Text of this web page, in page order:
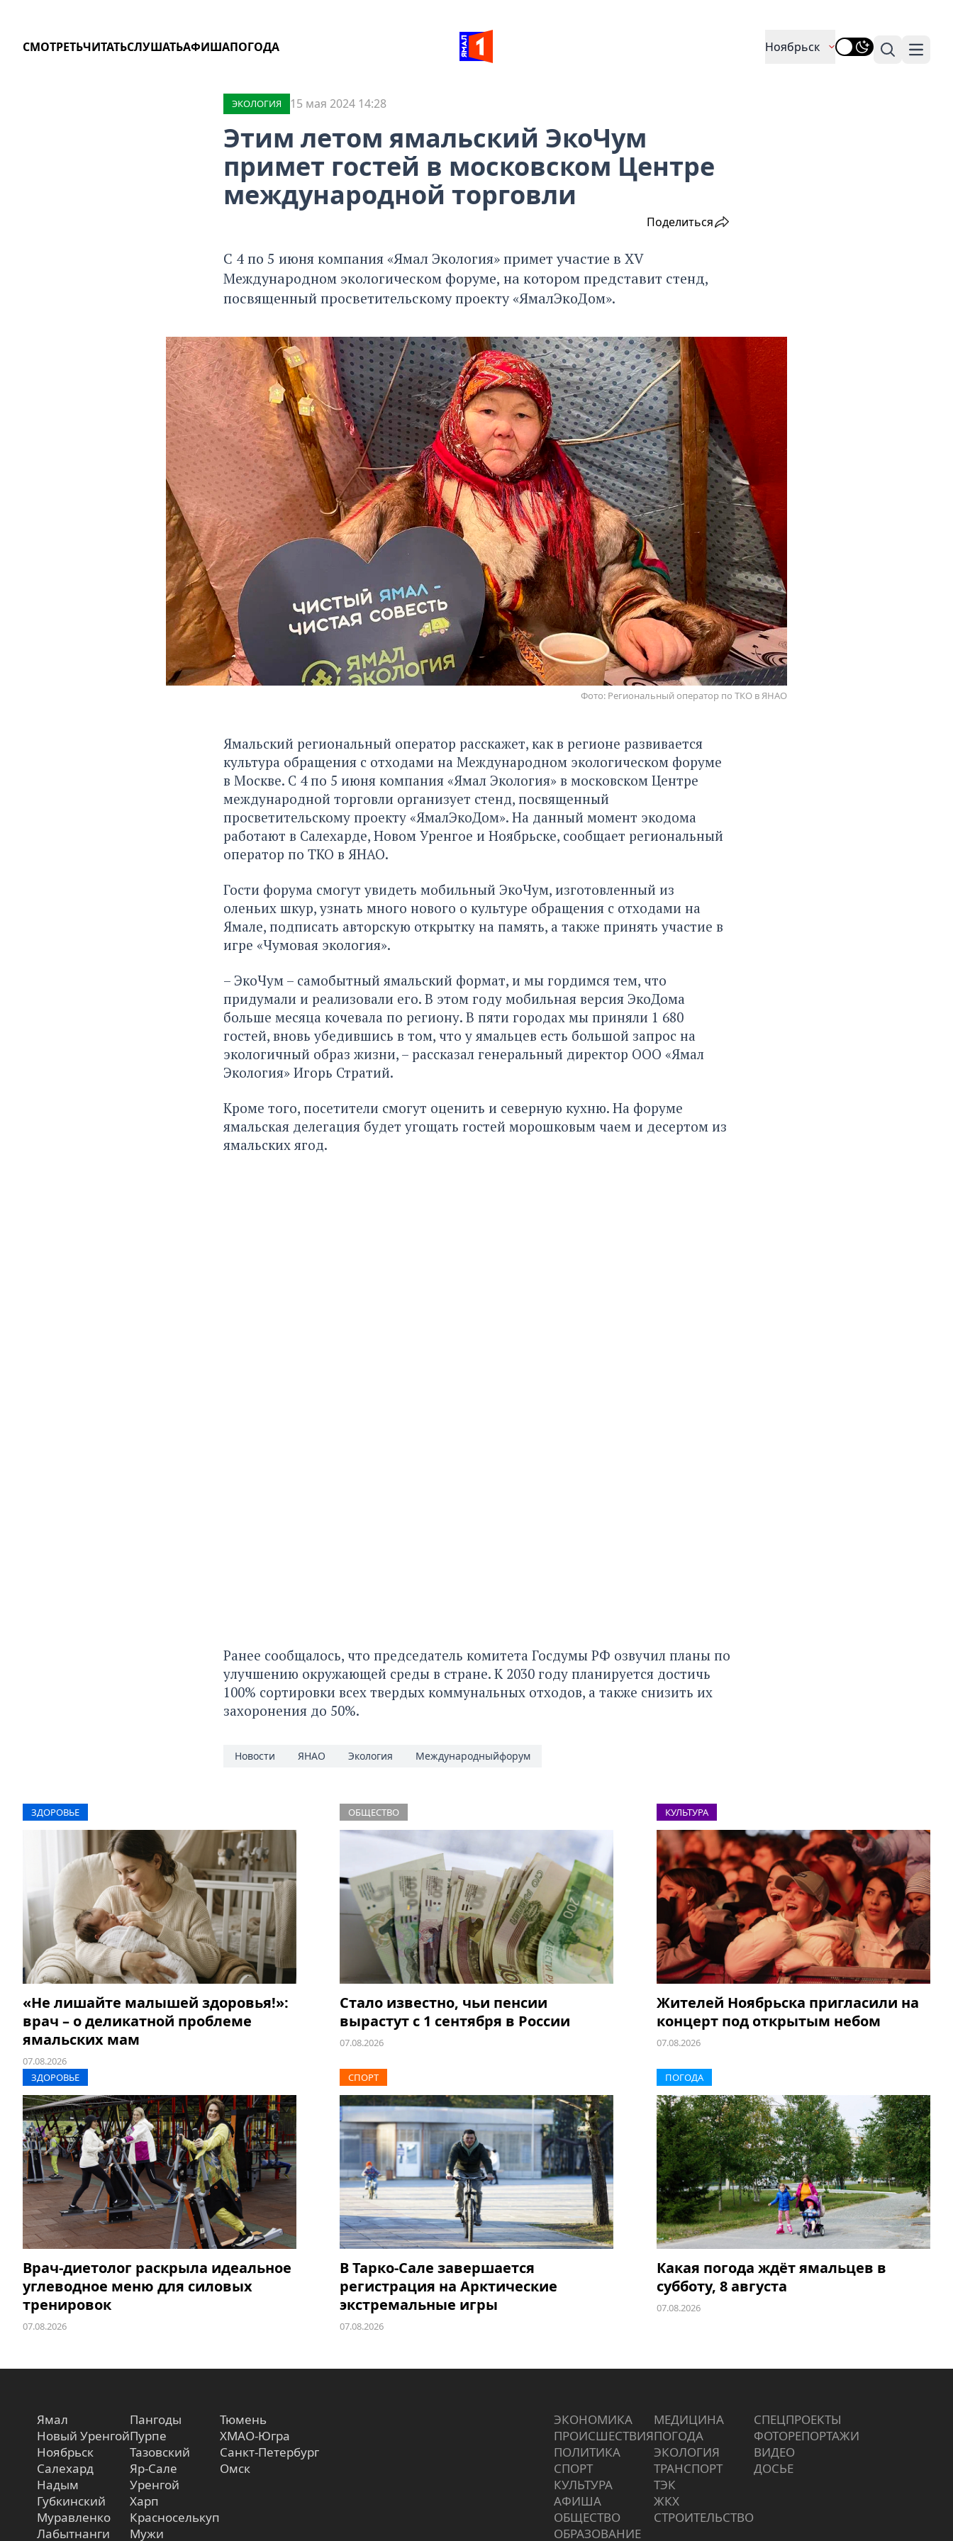
СМОТРЕТЬЧИТАТЬСЛУШАТЬАФИШАПОГОДА Ноябрьск
Поиск
ЭКОЛОГИЯ 15 мая 2024 14:28
Этим летом ямальский ЭкоЧум
примет гостей в московском Центре
международной торговли
Поделиться
С 4 по 5 июня компания «Ямал Экология» примет участие в XV
Международном экологическом форуме, на котором представит стенд,
посвященный просветительскому проекту «ЯмалЭкоДом».
Фото: Региональный оператор по ТКО в ЯНАО
Ямальский региональный оператор расскажет, как в регионе развивается
культура обращения с отходами на Международном экологическом форуме
в Москве. С 4 по 5 июня компания «Ямал Экология» в московском Центре
международной торговли организует стенд, посвященный
просветительскому проекту «ЯмалЭкоДом». На данный момент экодома
работают в Салехарде, Новом Уренгое и Ноябрьске, сообщает региональный
оператор по ТКО в ЯНАО.
Гости форума смогут увидеть мобильный ЭкоЧум, изготовленный из
оленьих шкур, узнать много нового о культуре обращения с отходами на
Ямале, подписать авторскую открытку на память, а также принять участие в
игре «Чумовая экология».
– ЭкоЧум – самобытный ямальский формат, и мы гордимся тем, что
придумали и реализовали его. В этом году мобильная версия ЭкоДома
больше месяца кочевала по региону. В пяти городах мы приняли 1 680
гостей, вновь убедившись в том, что у ямальцев есть большой запрос на
экологичный образ жизни, – рассказал генеральный директор ООО «Ямал
Экология» Игорь Стратий.
Кроме того, посетители смогут оценить и северную кухню. На форуме
ямальская делегация будет угощать гостей морошковым чаем и десертом из
ямальских ягод.
Ранее сообщалось, что председатель комитета Госдумы РФ озвучил планы по
улучшению окружающей среды в стране. К 2030 году планируется достичь
100% сортировки всех твердых коммунальных отходов, а также снизить их
захоронения до 50%.
Новости ЯНАО Экология Международныйфорум
ЗДОРОВЬЕ
«Не лишайте малышей здоровья!»:
врач – о деликатной проблеме
ямальских мам
07.08.2026
ОБЩЕСТВО
Стало известно, чьи пенсии
вырастут с 1 сентября в России
07.08.2026
КУЛЬТУРА
Жителей Ноябрьска пригласили на
концерт под открытым небом
07.08.2026
ЗДОРОВЬЕ
Врач-диетолог раскрыла идеальное
углеводное меню для силовых
тренировок
07.08.2026
СПОРТ
В Тарко-Сале завершается
регистрация на Арктические
экстремальные игры
07.08.2026
ПОГОДА
Какая погода ждёт ямальцев в
субботу, 8 августа
07.08.2026
Ямал
Новый Уренгой
Ноябрьск
Салехард
Надым
Губкинский
Муравленко
Лабытнанги
Пангоды
Пурпе
Тазовский
Яр-Сале
Уренгой
Харп
Красноселькуп
Мужи
Тюмень
ХМАО-Югра
Санкт-Петербург
Омск
ЭКОНОМИКА
ПРОИCШЕСТВИЯ
ПОЛИТИКА
СПОРТ
КУЛЬТУРА
АФИША
ОБЩЕСТВО
ОБРАЗОВАНИЕ
МЕДИЦИНА
ПОГОДА
ЭКОЛОГИЯ
ТРАНСПОРТ
ТЭК
ЖКХ
СТРОИТЕЛЬСТВО
СПЕЦПРОЕКТЫ
ФОТОРЕПОРТАЖИ
ВИДЕО
ДОСЬЕ